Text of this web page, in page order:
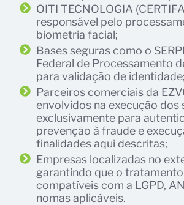
OITI TECNOLOGIA
responsável pelo
biometria facial;
Bases seguras como o
Federal de Processamento
para validação de identidade;
Parceiros comerciais da
envolvidos na execução dos
exclusivamente para
prevenção à fraude e
finalidades aqui descritas;
Empresas localizadas no
garantindo que o
compatíveis com a LGPD,
nomas aplicáveis.